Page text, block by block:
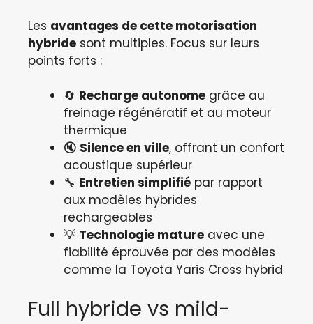
Les avantages de cette motorisation
hybride sont multiples. Focus sur leurs
points forts :
🔄 Recharge autonome grâce au
freinage régénératif et au moteur
thermique
🔇 Silence en ville, offrant un confort
acoustique supérieur
🔧 Entretien simplifié par rapport
aux modèles hybrides
rechargeables
💡 Technologie mature avec une
fiabilité éprouvée par des modèles
comme la Toyota Yaris Cross hybrid
Full hybride vs mild-